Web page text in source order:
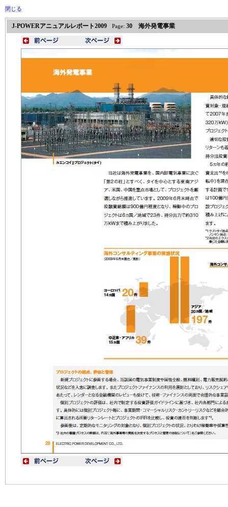
閉じる
J-POWERアニュアルレポート2009 Page: 30 海外発電事業